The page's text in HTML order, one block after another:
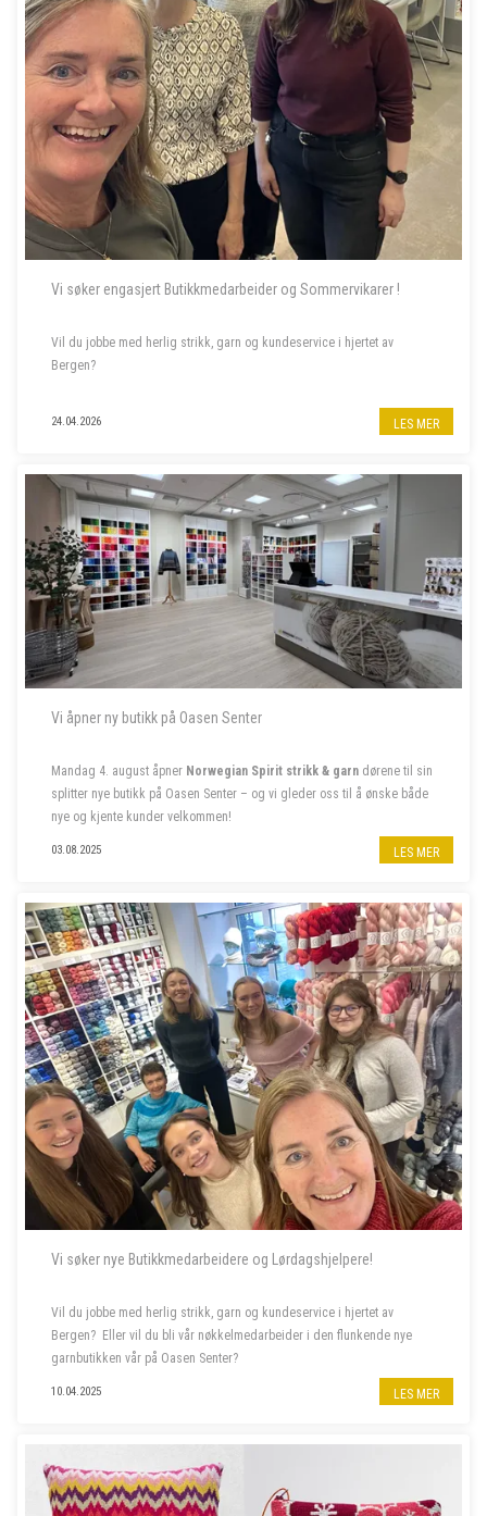
Vi søker engasjert Butikkmedarbeider og Sommervikarer !
Vil du jobbe med herlig strikk, garn og kundeservice i hjertet av
Bergen?
Til garnbutikken vår i Bergen sentrum søker vi butikkmedarbeider i
80% stilling, samt to sommervikarer. Les mer om stillingene nedenfor.
- - - - -
24.04.2026 LES MER
Vi åpner ny butikk på Oasen Senter
Mandag 4. august åpner Norwegian Spirit strikk & garn dørene til sin
splitter nye butikk på Oasen Senter – og vi gleder oss til å ønske både
nye og kjente kunder velkommen!
03.08.2025 LES MER
Vi søker nye Butikkmedarbeidere og Lørdagshjelpere!
Vil du jobbe med herlig strikk, garn og kundeservice i hjertet av
Bergen? Eller vil du bli vår nøkkelmedarbeider i den flunkende nye
garnbutikken vår på Oasen Senter?
Vi søker to nye butikkmedarbeidere i 100 % stilling, og lørdagshjelp til
10.04.2025 LES MER